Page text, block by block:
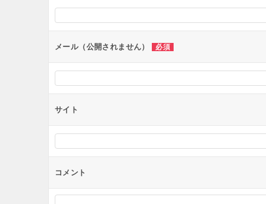
ョ
ン
メール（公開されません） 必須
サイト
コメント